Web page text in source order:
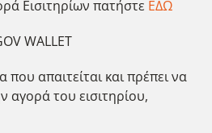
Εισιτηρίων πατήστε ΕΔΩ
WALLET
που απαιτείται και πρέπει να
αγορά του εισιτηρίου,